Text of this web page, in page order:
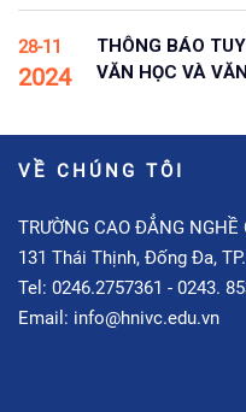
28-11
2024
THÔNG BÁO
VĂN HỌC VÀ
VỀ CHÚNG TÔI
TRƯỜNG CAO ĐẲNG NGHỀ
131 Thái Thịnh, Đống Đa,
Tel: 0246.2757361 - 0243.
Email: info@hnivc.edu.vn